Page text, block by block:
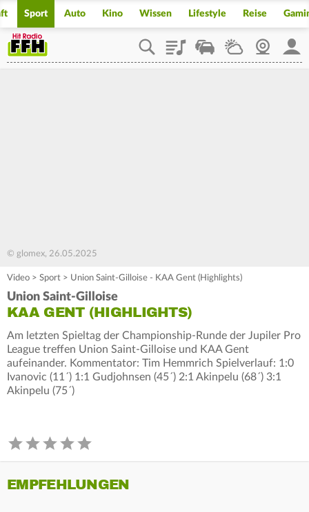
Sport Auto Kino Wissen Lifestyle Reise
PlaylistStaupilotWetterWebcam
© glomex, 26.05.2025
Video > Sport > Union Saint-Gilloise - KAA Gent (Highlights)
Union Saint-Gilloise
KAA GENT (HIGHLIGHTS)
Am letzten Spieltag der Championship-Runde der Jupiler Pro
League treffen Union Saint-Gilloise und KAA Gent
aufeinander. Kommentator: Tim Hemmrich Spielverlauf: 1:0
Ivanovic (11´) 1:1 Gudjohnsen (45´) 2:1 Akinpelu (68´) 3:1
Akinpelu (75´)
EMPFEHLUNGEN